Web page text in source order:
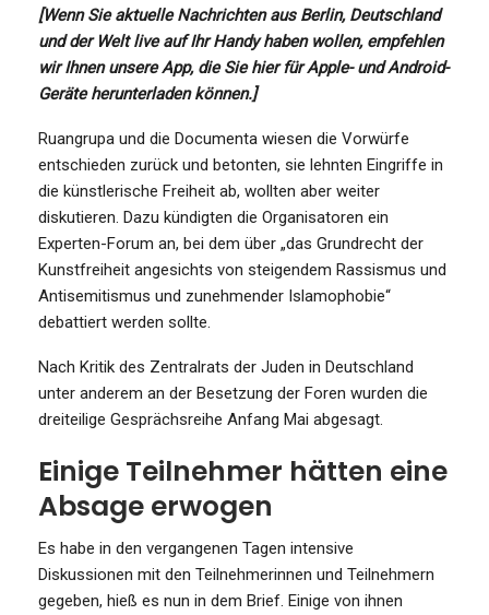
[Wenn Sie aktuelle Nachrichten aus Berlin, Deutschland
und der Welt live auf Ihr Handy haben wollen, empfehlen
wir Ihnen unsere App, die Sie hier für Apple- und Android-
Geräte herunterladen können.]
Ruangrupa und die Documenta wiesen die Vorwürfe
entschieden zurück und betonten, sie lehnten Eingriffe in
die künstlerische Freiheit ab, wollten aber weiter
diskutieren. Dazu kündigten die Organisatoren ein
Experten-Forum an, bei dem über „das Grundrecht der
Kunstfreiheit angesichts von steigendem Rassismus und
Antisemitismus und zunehmender Islamophobie“
debattiert werden sollte.
Nach Kritik des Zentralrats der Juden in Deutschland
unter anderem an der Besetzung der Foren wurden die
dreiteilige Gesprächsreihe Anfang Mai abgesagt.
Einige Teilnehmer hätten eine
Absage erwogen
Es habe in den vergangenen Tagen intensive
Diskussionen mit den Teilnehmerinnen und Teilnehmern
gegeben, hieß es nun in dem Brief. Einige von ihnen